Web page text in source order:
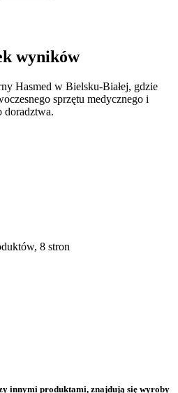
wyników
Hasmed w Bielsku-Białej, gdzie
sprzętu medycznego i
doradztwa.
8 stron
innymi produktami, znajdują się wyroby